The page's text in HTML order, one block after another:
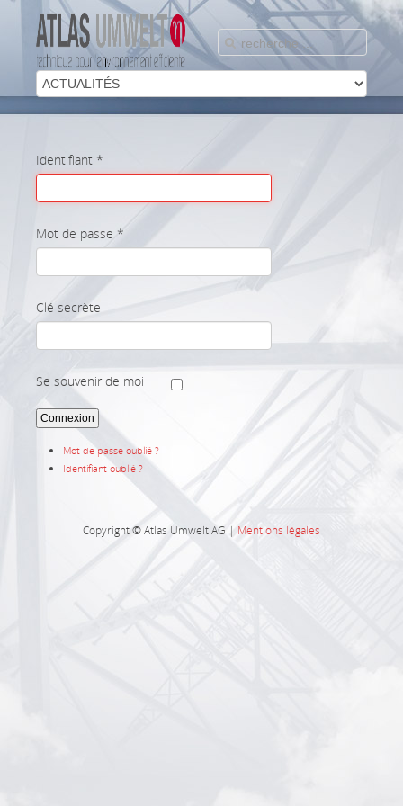
Identifiant *
Mot de passe *
Clé secrète
Se souvenir de moi
Connexion
Mot de passe oublié ?
Identifiant oublié ?
Copyright © Atlas Umwelt AG | Mentions légales